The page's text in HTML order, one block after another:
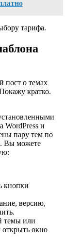
тарифа.
пост о темах
кратко.
WordPress и
пару тем по
Вы можете
кнопки
версию,
темы или
окно